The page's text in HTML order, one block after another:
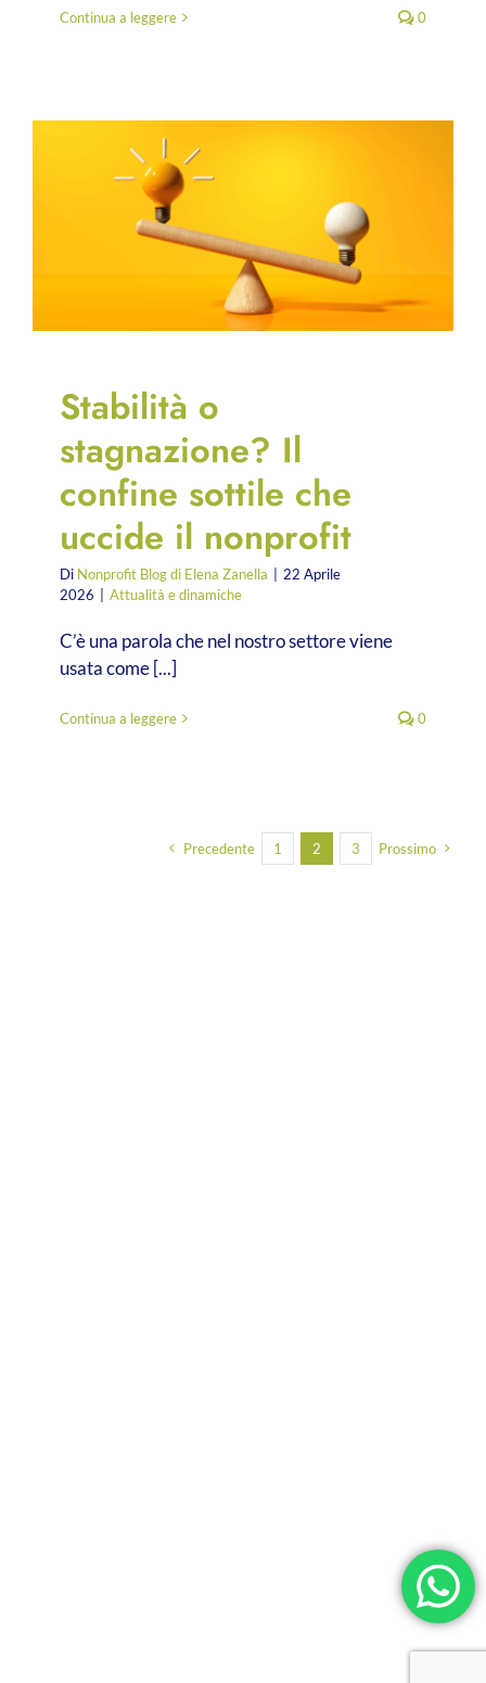
Continua a leggere 0
Stabilità o
stagnazione? Il
confine sottile che
uccide il nonprofit
Di Nonprofit Blog di Elena Zanella
22 Aprile
2026
Attualità e dinamiche
C’è una parola che nel nostro settore viene
usata come [...]
Continua a leggere 0
Precedente 1 2 3 Prossimo